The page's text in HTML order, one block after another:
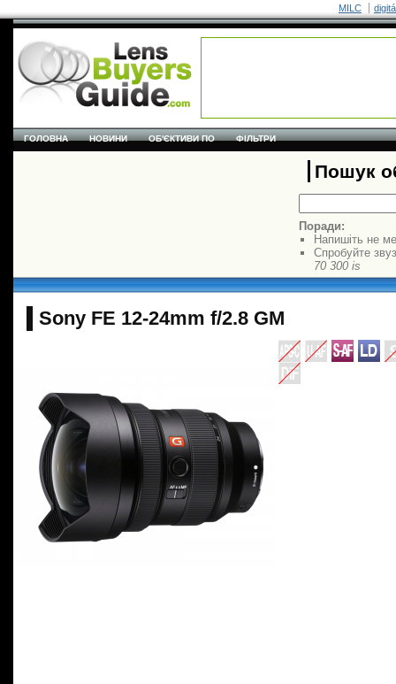
MILC
ГОЛОВНА НОВИНИ ОБ'ЄКТИВИ ПО ФІЛЬТРИ
Пошук
Поради:
Напишіть не
Спробуйте
70 300 is
Sony FE 12-24mm f/2.8 GM